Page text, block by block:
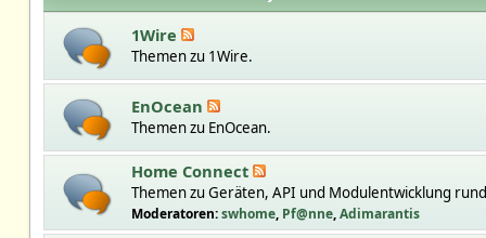
1Wire
Themen zu 1Wire.
EnOcean
Themen zu EnOcean.
Home Connect
Themen zu Geräten, API und Modulentwicklung
Moderatoren:swhome, Pf@nne,Adimarantis